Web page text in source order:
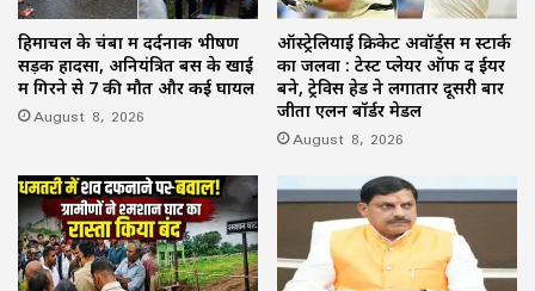
हिमाचल के चंबा में दर्दनाक भीषण
सड़क हादसा, अनियंत्रित बस के खाई
में गिरने से 7 की मौत और कई घायल
August 8, 2026
ऑस्ट्रेलियाई क्रिकेट अवॉर्ड्स में स्टार्क
का जलवा : टेस्ट प्लेयर ऑफ द ईयर
बने, ट्रेविस हेड ने लगातार दूसरी बार
जीता एलन बॉर्डर मेडल
August 8, 2026